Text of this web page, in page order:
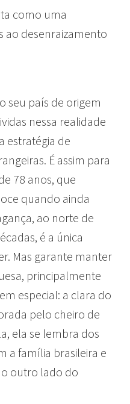
como uma
ao desenraizamento
seu país de origem
nessa realidade
estratégia de
É assim para
78 anos, que
quando ainda
ao norte de
é a única
Mas garante manter
principalmente
especial: a clara do
pelo cheiro de
ela se lembra dos
a família brasileira e
outro lado do